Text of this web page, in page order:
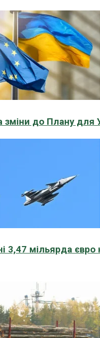
зміни до Плану для
3,47 мільярда